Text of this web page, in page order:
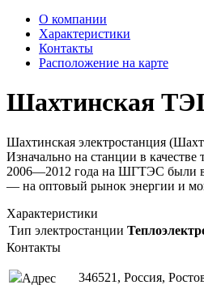
О компании
Характеристики
Контакты
Расположение на карте
Шахтинская
Шахтинская электростанция
Изначально на станции в
2006—2012 года на ШГТЭС были
— на оптовый рынок энергии и
Характеристики
Тип электростанции
Контакты
Адрес 346521, Россия,